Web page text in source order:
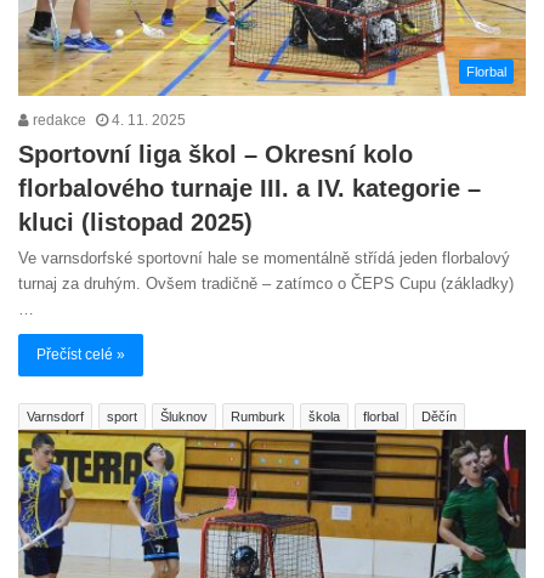
Florbal
redakce 4. 11. 2025
Sportovní liga škol – Okresní kolo
florbalového turnaje III. a IV. kategorie –
kluci (listopad 2025)
Ve varnsdorfské sportovní hale se momentálně střídá jeden florbalový
turnaj za druhým. Ovšem tradičně – zatímco o ČEPS Cupu (základky)
…
Přečíst celé »
Varnsdorf sport Šluknov Rumburk škola florbal Děčín